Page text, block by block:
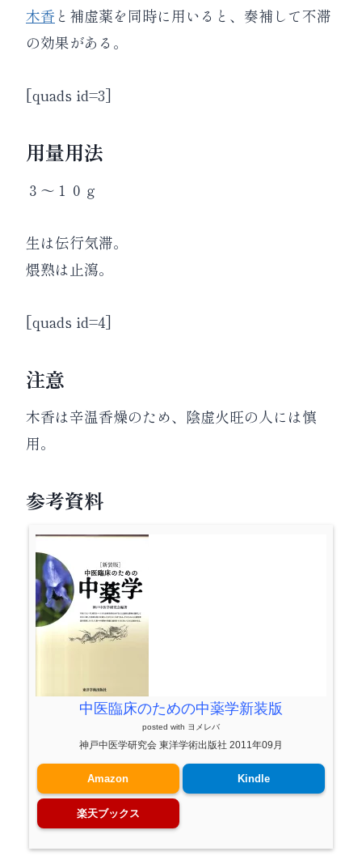
木香 と補虚薬を同時に用いると、奏補して不滞
の効果がある。
[quads id=3]
用量用法
３～１０ｇ
生は伝行気滞。
煨熟は止瀉。
[quads id=4]
注意
木香は辛温香燥のため、陰虚火旺の人には慎
用。
参考資料
中医臨床のための中薬学新装版
posted with ヨメレバ
神戸中医学研究会 東洋学術出版社 2011年09月
Amazon Kindle
楽天ブックス